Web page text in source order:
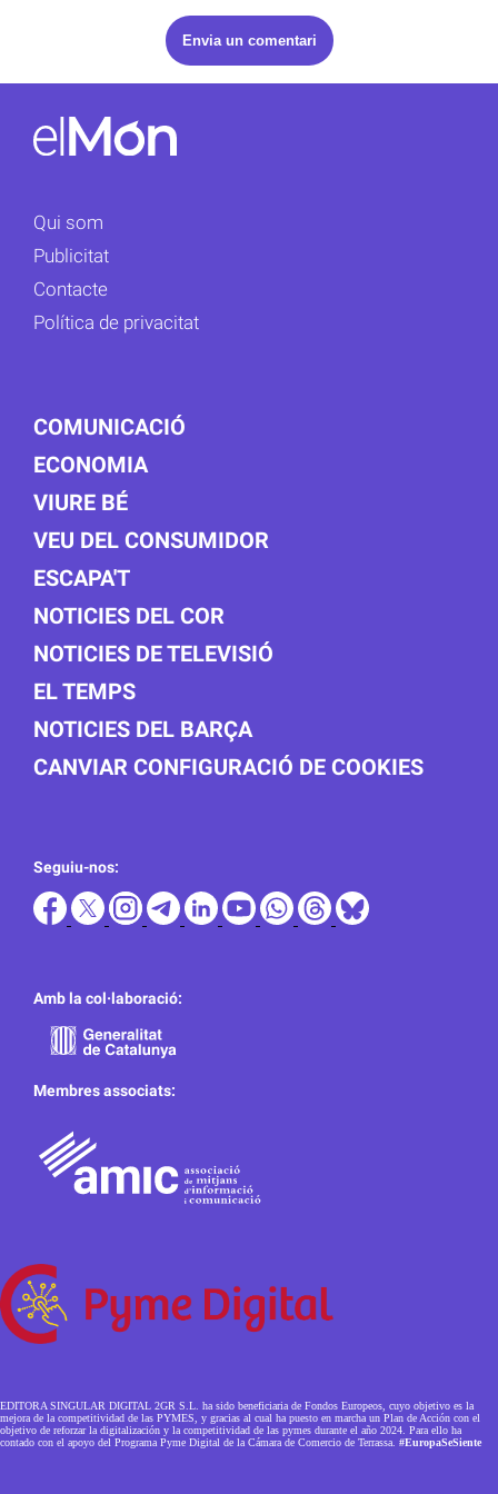
Qui som
Publicitat
Contacte
Política de privacitat
COMUNICACIÓ
ECONOMIA
VIURE BÉ
VEU DEL CONSUMIDOR
ESCAPA'T
NOTICIES DEL COR
NOTICIES DE TELEVISIÓ
EL TEMPS
NOTICIES DEL BARÇA
CANVIAR CONFIGURACIÓ DE COOKIES
Seguiu-nos:
Amb la col·laboració:
Membres associats:
EDITORA SINGULAR DIGITAL 2GR S.L. ha sido beneficiaria de Fondos Europeos, cuyo objetivo es la
mejora de la competitividad de las PYMES, y gracias al cual ha puesto en marcha un Plan de Acción con el
objetivo de reforzar la digitalización y la competitividad de las pymes durante el año 2024. Para ello ha
contado con el apoyo del Programa Pyme Digital de la Cámara de Comercio de Terrassa. #EuropaSeSiente